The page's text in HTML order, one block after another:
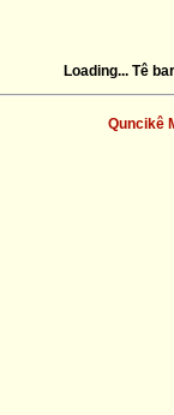
Loading... Tê barkirin...
Quncikê